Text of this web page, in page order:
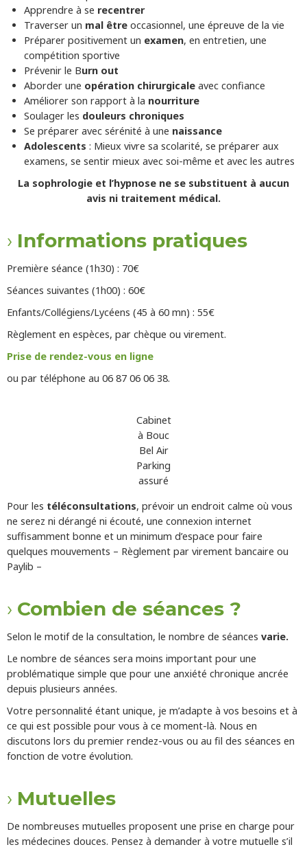
Apprendre à se recentrer
Traverser un mal être occasionnel, une épreuve de la vie
Préparer positivement un examen, en entretien, une
compétition sportive
Prévenir le Burn out
Aborder une opération chirurgicale avec confiance
Améliorer son rapport à la nourriture
Soulager les douleurs chroniques
Se préparer avec sérénité à une naissance
Adolescents : Mieux vivre sa scolarité, se préparer aux
examens, se sentir mieux avec soi-même et avec les autres
La sophrologie et l’hypnose ne se substituent à aucun
avis ni traitement médical.
Informations pratiques
Première séance (1h30) : 70€
Séances suivantes (1h00) : 60€
Enfants/Collégiens/Lycéens (45 à 60 mn) : 55€
Règlement en espèces, par chèque ou virement.
Prise de rendez-vous en ligne
ou par téléphone au 06 87 06 06 38.
Cabinet
à Bouc
Bel Air
Parking
assuré
Pour les téléconsultations, prévoir un endroit calme où vous
ne serez ni dérangé ni écouté, une connexion internet
suffisamment bonne et un minimum d’espace pour faire
quelques mouvements – Règlement par virement bancaire ou
Paylib –
Combien de séances ?
Selon le motif de la consultation, le nombre de séances varie.
Le nombre de séances sera moins important pour une
problématique simple que pour une anxiété chronique ancrée
depuis plusieurs années.
Votre personnalité étant unique, je m’adapte à vos besoins et à
ce qui est possible pour vous à ce moment-là. Nous en
discutons lors du premier rendez-vous ou au fil des séances en
fonction de votre évolution.
Mutuelles
De nombreuses mutuelles proposent une prise en charge pour
les médecines douces. Pensez à demander à votre mutuelle s’il